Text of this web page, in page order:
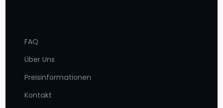
FAQ
Über Uns
Preisinformationen
Kontakt